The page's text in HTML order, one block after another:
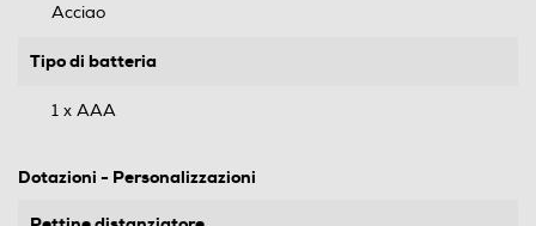
Acciao
Tipo di batteria
1 x AAA
Dotazioni - Personalizzazioni